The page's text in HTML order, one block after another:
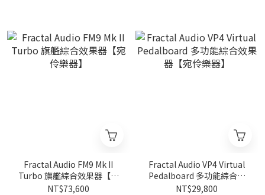
Fractal Audio FM9 Mk II
Turbo 旗艦綜合效果器【宛
伶樂器】
NT$73,600
Fractal Audio VP4 Virtual
Pedalboard 多功能綜合效
果器【宛伶樂器】
NT$29,800